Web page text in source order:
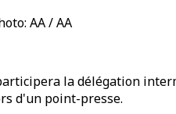
AA / AA
la délégation
d'un point-presse.